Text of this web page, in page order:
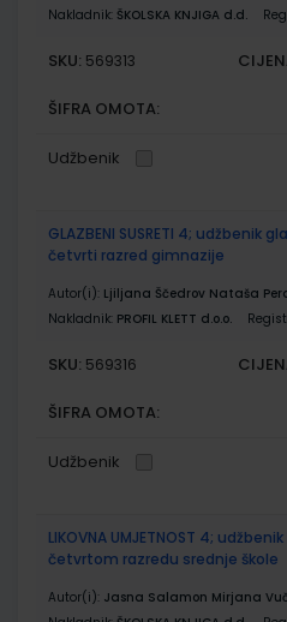
Nakladnik: ŠKOLSKA KNJIGA d.d.
SKU: 569313
ŠIFRA OMOTA:
Udžbenik
GLAZBENI SUSRETI 4;
četvrti razred gimnazije
Autor(i): Ljiljana Ščedrov Nataša
Nakladnik: PROFIL KLETT d.o.o.
SKU: 569316
ŠIFRA OMOTA:
Udžbenik
LIKOVNA UMJETNOST 4;
četvrtom razredu srednje škole
Autor(i): Jasna Salamon Mirjana